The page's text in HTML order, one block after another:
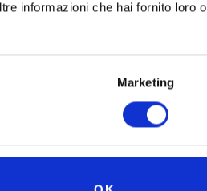
informazioni che hai fornito loro o
Marketing